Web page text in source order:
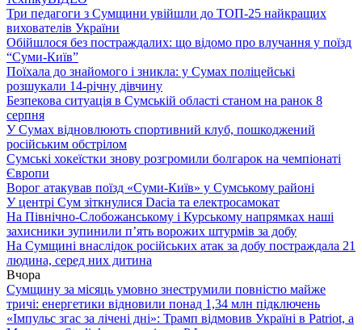
Три педагоги з Сумщини увійшли до ТОП-25 найкращих
вихователів України
Обійшлося без постраждалих: що відомо про влучання у поїзд
“Суми-Київ”
Поїхала до знайомого і зникла: у Сумах поліцейські
розшукали 14-річну дівчину
Безпекова ситуація в Сумській області станом на ранок 8
серпня
У Сумах відновлюють спортивний клуб, пошкоджений
російським обстрілом
Сумські хокеїстки знову розгромили болгарок на чемпіонаті
Європи
Ворог атакував поїзд «Суми-Київ» у Сумському районі
У центрі Сум зіткнулися Dacia та електросамокат
На Північно-Слобожанському і Курському напрямках наші
захисники зупинили п’ять ворожих штурмів за добу
На Сумщині внаслідок російських атак за добу постраждала 21
людина, серед них дитина
Вчора
Сумщину за місяць умовно знеструмили повністю майже
тричі: енергетики відновили понад 1,34 млн підключень
«Імпульс згас за лічені дні»: Трамп відмовив Україні в Patriot, а